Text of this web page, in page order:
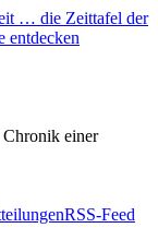
… die Zeittafel der
entdecken
einer
RSS-Feed